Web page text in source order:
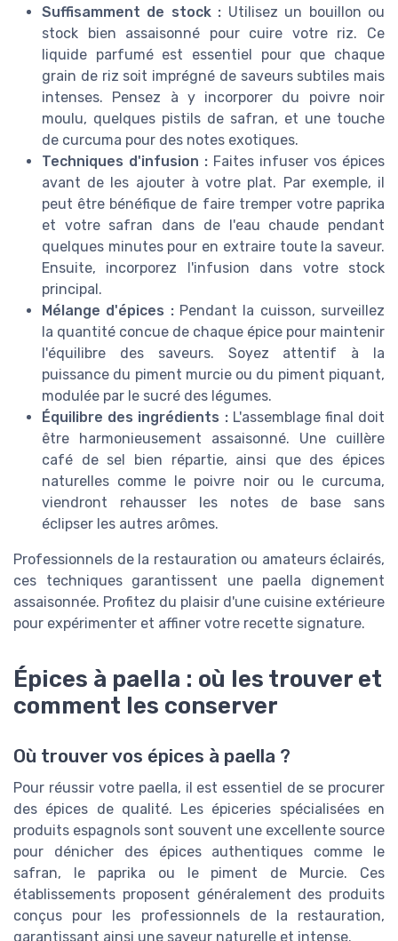
Suffisamment de stock : Utilisez un bouillon ou
stock bien assaisonné pour cuire votre riz. Ce
liquide parfumé est essentiel pour que chaque
grain de riz soit imprégné de saveurs subtiles mais
intenses. Pensez à y incorporer du poivre noir
moulu, quelques pistils de safran, et une touche
de curcuma pour des notes exotiques.
Techniques d'infusion : Faites infuser vos épices
avant de les ajouter à votre plat. Par exemple, il
peut être bénéfique de faire tremper votre paprika
et votre safran dans de l'eau chaude pendant
quelques minutes pour en extraire toute la saveur.
Ensuite, incorporez l'infusion dans votre stock
principal.
Mélange d'épices :Pendant la cuisson, surveillez
la quantité concue de chaque épice pour maintenir
l'équilibre des saveurs. Soyez attentif à la
puissance du piment murcie ou du piment piquant,
modulée par le sucré des légumes.
Équilibre des ingrédients :L'assemblage final doit
être harmonieusement assaisonné. Une cuillère
café de sel bien répartie, ainsi que des épices
naturelles comme le poivre noir ou le curcuma,
viendront rehausser les notes de base sans
éclipser les autres arômes.
Professionnels de la restauration ou amateurs éclairés,
ces techniques garantissent une paella dignement
assaisonnée. Profitez du plaisir d'une cuisine extérieure
pour expérimenter et affiner votre recette signature.
Épices à paella : où les trouver et
comment les conserver
Où trouver vos épices à paella ?
Pour réussir votre paella, il est essentiel de se procurer
des épices de qualité. Les épiceries spécialisées en
produits espagnols sont souvent une excellente source
pour dénicher des épices authentiques comme le
safran, le paprika ou le piment de Murcie. Ces
établissements proposent généralement des produits
conçus pour les professionnels de la restauration,
garantissant ainsi une saveur naturelle et intense.